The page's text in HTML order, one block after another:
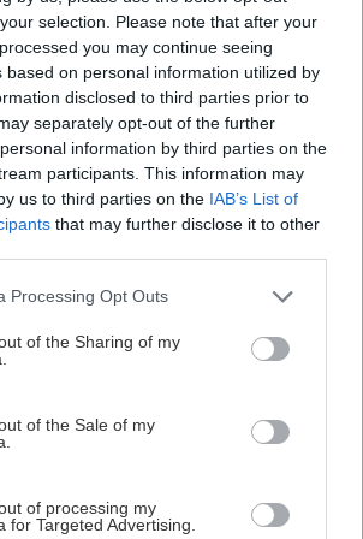
selection. Please note that after your
you may continue seeing
based on personal information utilized by
disclosed to third parties prior to
separately opt-out of the further
information by third parties on the
participants. This information may
us to third parties on the IAB’s List of
that may further disclose it to other
Processing Opt Outs
of the Sharing of my
of the Sale of my
of processing my
for Targeted Advertising.
ΕΙΔΗΣΕΩΝ
00:00
ότι ένας άνθρωπος δεν
στη ζωή σου
που μπορούν να φέρουν ξανά
σχέση σου
23:00
φαίνεται έτοιμος να αφήσει